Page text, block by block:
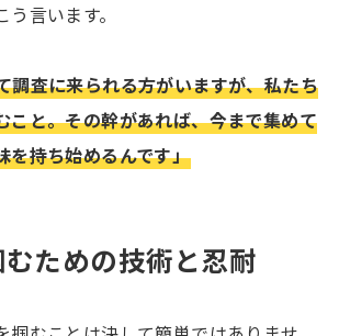
言います。
調査に来られる方がいますが、私たち
こと。その幹があれば、今まで集めて
を持ち始めるんです」
むための技術と忍耐